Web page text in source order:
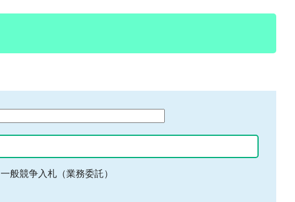
一般競争入札（業務委託）